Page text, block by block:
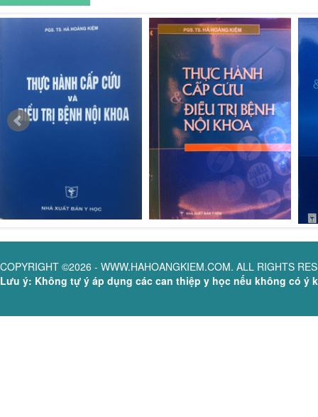
COPYRIGHT ©2026 - WWW.HAHOANGKIEM.COM. ALL RIGHTS
Lưu ý: Không tự ý áp dụng các can thiệp y học nếu không có ý